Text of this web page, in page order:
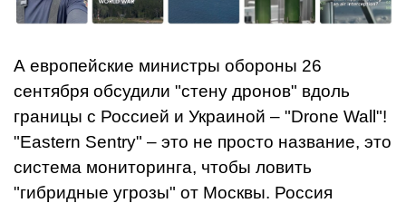
А европейские министры обороны 26
сентября обсудили "стену дронов" вдоль
границы с Россией и Украиной – "Drone Wall"!
"Eastern Sentry" – это не просто название, это
система мониторинга, чтобы ловить
"гибридные угрозы" от Москвы. Россия